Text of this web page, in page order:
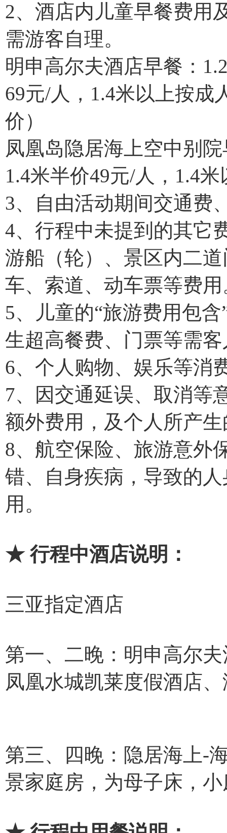
2、酒店内儿童早餐费用
需游客自理。
明申高尔夫酒店早餐：
69元/人，1.4米以上按成
价）
凤凰岛隐居海上空中别
1.4米半价49元/人，1.4
3、自由活动期间交通费
4、行程中未提到的其它
游船（轮）、景区内二
车、索道、动车票等费用
5、儿童的“旅游费用包
生超高餐费、门票等需
6、个人购物、娱乐等消
7、因交通延误、取消等
额外费用，及个人所产
8、航空保险、旅游意外
错、自身疾病，导致的
用。
★ 行程中酒店说明：
三亚指定酒店
第一、二晚：明申高尔
凤凰水城凯莱度假酒店
第三、四晚：隐居海上-
景家庭房，为母子床，